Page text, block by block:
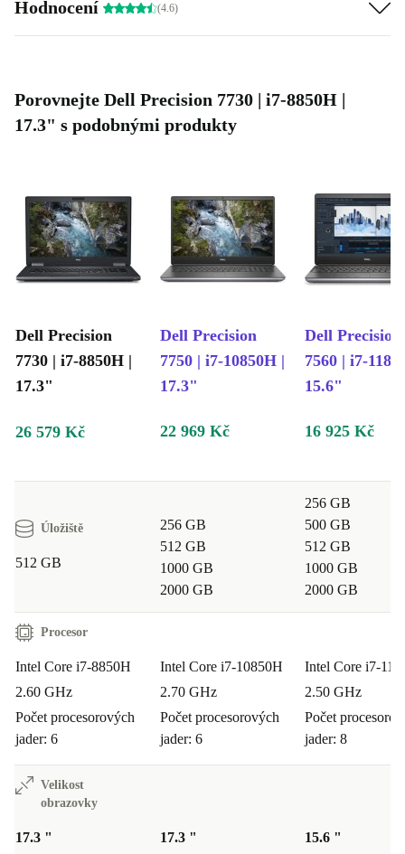
Hodnocení (4.6)
Porovnejte Dell Precision 7730 | i7-8850H |
17.3" s podobnými produkty
Dell Precision
7730 | i7-8850H |
17.3"
Dell Precision
7750 | i7-10850H |
17.3"
Dell Precision
7560 | i7-
15.6"
26 579 Kč 22 969 Kč 16 925 Kč
Úložiště
512 GB
256 GB
512 GB
1000 GB
2000 GB
256 GB
500 GB
512 GB
1000 GB
2000 GB
Procesor
Intel Core i7-8850H
2.60 GHz
Počet procesorových
jader: 6
Intel Core i7-10850H
2.70 GHz
Počet procesorových
jader: 6
Intel Core i7-
2.50 GHz
Počet
jader: 8
Velikost
obrazovky
17.3 "
17.3 "
15.6 "